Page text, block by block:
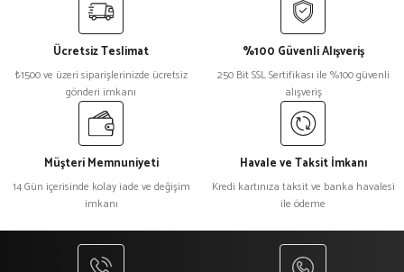
Ücretsiz Teslimat
₺1500 ve üzeri siparişlerinizde ücretsiz
gönderi imkanı
%100 Güvenli Alışveriş
250 Bit SSL Sertifikası ile %100 güvenli
alışveriş
Müşteri Memnuniyeti
14 Gün içerisinde kolay iade ve değişim
imkanı
Havale ve Taksit İmkanı
Kredi kartınıza taksit ve banka havalesi
ile ödeme